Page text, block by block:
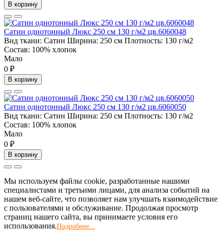
В корзину
Сатин однотонный Люкс 250 см 130 г/м2 цв.6060048
Вид ткани: Сатин Ширина: 250 см Плотность: 130 г/м2
Состав: 100% хлопок
Мало
0 ₽
В корзину
Сатин однотонный Люкс 250 см 130 г/м2 цв.6060050
Вид ткани: Сатин Ширина: 250 см Плотность: 130 г/м2
Состав: 100% хлопок
Мало
0 ₽
В корзину
Мы используем файлы cookie, разработанные нашими
специалистами и третьими лицами, для анализа событий на
нашем веб-сайте, что позволяет нам улучшать взаимодействие
с пользователями и обслуживание. Продолжая просмотр
страниц нашего сайта, вы принимаете условия его
использования.Подробнее...